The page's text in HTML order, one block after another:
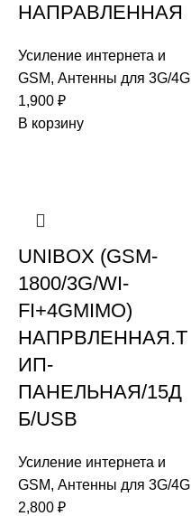
НАПРАВЛЕННАЯ
Усиление интернета и
GSM, Антенны для 3G/4G
1,900 ₽
В корзину
UNIBOX (GSM-
1800/3G/WI-
FI+4GMIMO)
НАПРВЛЕННАЯ.Т
ИП-
ПАНЕЛЬНАЯ/15Д
Б/USB
Усиление интернета и
GSM, Антенны для 3G/4G
2,800 ₽